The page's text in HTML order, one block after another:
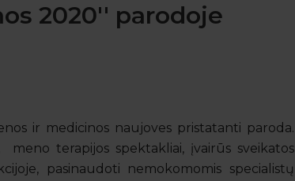
2020'' parodoje
ir medicinos naujoves pristatanti paroda.
meno terapijos spektakliai, įvairūs sveikatos
pasinaudoti nemokomomis specialistų